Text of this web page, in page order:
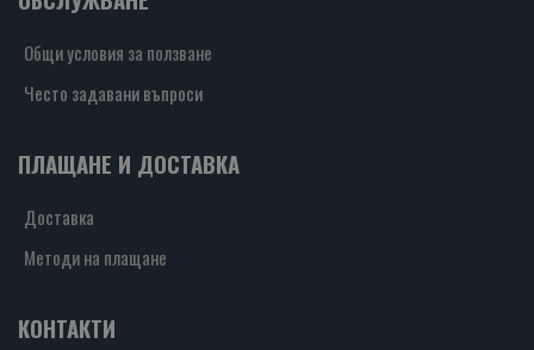
Общи условия за ползване
Често задавани въпроси
ПЛАЩАНЕ И ДОСТАВКА
Доставка
Методи на плащане
КОНТАКТИ